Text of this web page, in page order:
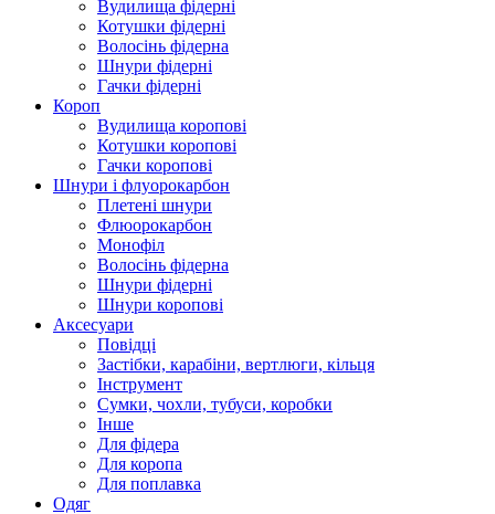
Вудилища фідерні
Котушки фідерні
Волосінь фідерна
Шнури фідерні
Гачки фідерні
Короп
Вудилища коропові
Котушки коропові
Гачки коропові
Шнури і флуорокарбон
Плетені шнури
Флюорокарбон
Монофіл
Волосінь фідерна
Шнури фідерні
Шнури коропові
Аксесуари
Повідці
Застібки, карабіни, вертлюги, кільця
Інструмент
Сумки, чохли, тубуси, коробки
Інше
Для фідера
Для коропа
Для поплавка
Одяг